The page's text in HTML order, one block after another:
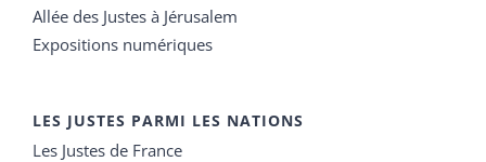
Allée des Justes à Jérusalem
Expositions numériques
LES JUSTES PARMI LES NATIONS
Les Justes de France